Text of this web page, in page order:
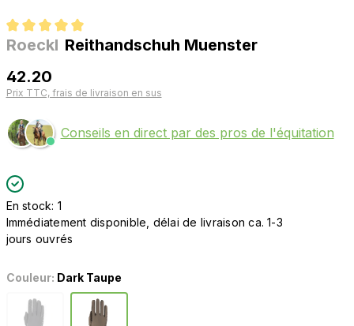
Note moyenne de 5 sur 5 étoiles
Roeckl Reithandschuh Muenster
42.20
Prix TTC, frais de livraison en sus
Conseils en direct par des pros de l'équitation
En stock: 1
Immédiatement disponible, délai de livraison ca. 1-3
jours ouvrés
Couleur: Dark Taupe